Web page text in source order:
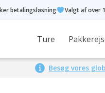
betalingsløsning Valgt af over
Ture
Besøg vores